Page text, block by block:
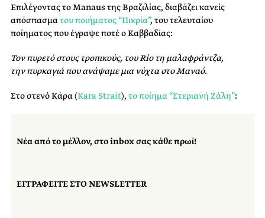
Επιλέγοντας το Manaus της Βραζιλίας, διαβάζει κανείς
απόσπασματου ποιήματος “Πικρία”, του τελευταίου
ποίηματος που έγραψε ποτέ ο Καββαδίας:
Τον πυρετό στους τροπικούς, του Rio τη μαλαφράντζα,
την πυρκαγιά που ανάψαμε μια νύχτα στο Μαναό.
Στο στενό Κάρα (Kara Strait), το ποίημα “Στεριανή Ζάλη”:
Νέα από το μέλλον, στο inbox σας κάθε πρωί!
ΕΓΓΡΑΦΕΙΤΕ ΣΤΟ NEWSLETTER